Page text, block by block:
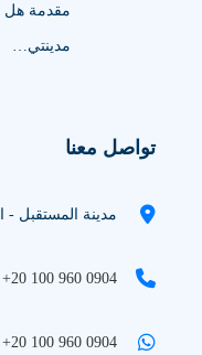
مقدمة هل
مدينتي…
تواصل معنا
مدينة المستقبل -
+20 100 960 0904
+20 100 960 0904